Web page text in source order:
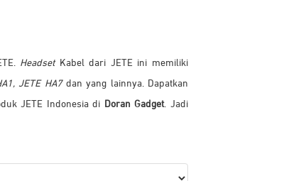
HeadsetKabel dari JETE ini memiliki
JETE HA7dan yang lainnya. Dapatkan
JETE Indonesia di Doran Gadget. Jadi